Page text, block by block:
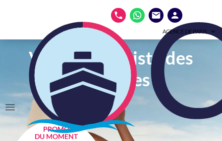
AGENCE DE PARIS
Votre spécialiste des
croisières
PROMO
DU MOMENT